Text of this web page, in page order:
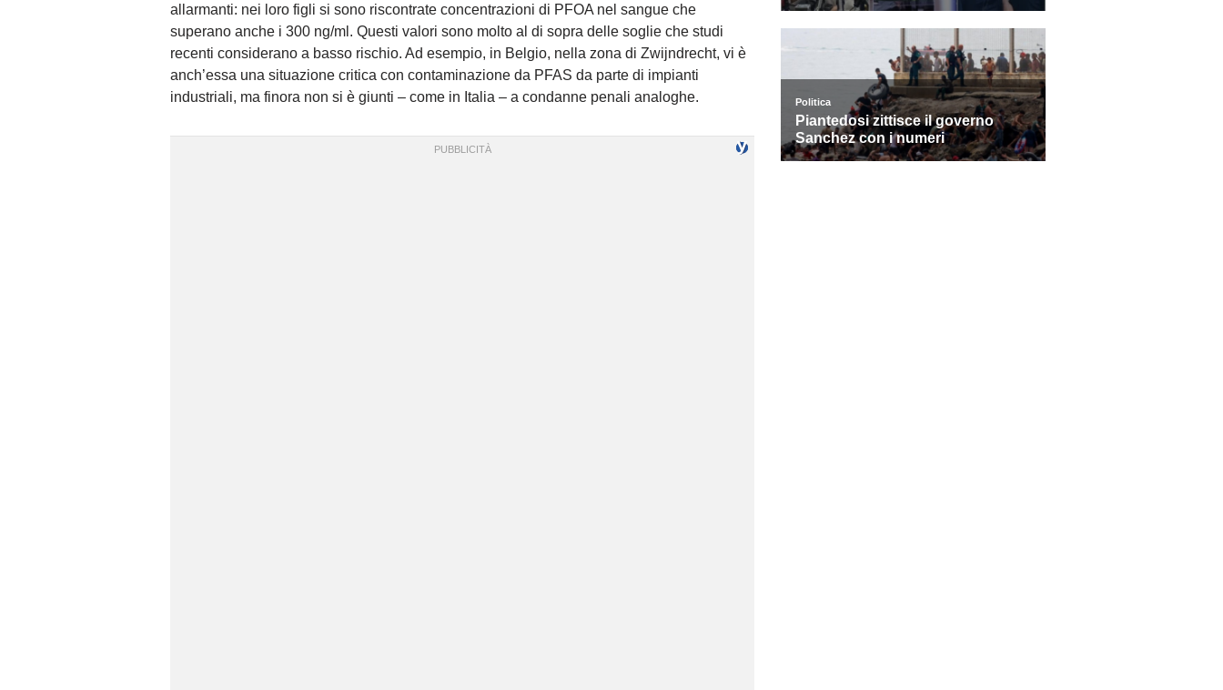
allarmanti: nei loro figli si sono riscontrate concentrazioni di PFOA nel sangue che
superano anche i 300 ng/ml. Questi valori sono molto al di sopra delle soglie che studi
recenti considerano a basso rischio. Ad esempio, in Belgio, nella zona di Zwijndrecht, vi è
anch’essa una situazione critica con contaminazione da PFAS da parte di impianti
industriali, ma finora non si è giunti – come in Italia – a condanne penali analoghe.